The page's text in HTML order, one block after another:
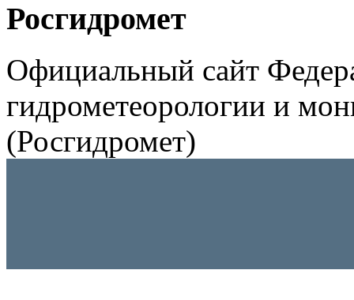
Росгидромет
Официальный сайт
гидрометеорологии и
(Росгидромет)